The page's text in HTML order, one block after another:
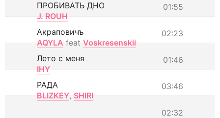
01:55
ПРОБИВАТЬ ДНО
J. ROUH
02:23
Акраповичъ
AQYLA feat Voskresenskii
01:46
Лето с меня
IHY
03:46
РАДА
BLIZKEY, SHIRI
02:32